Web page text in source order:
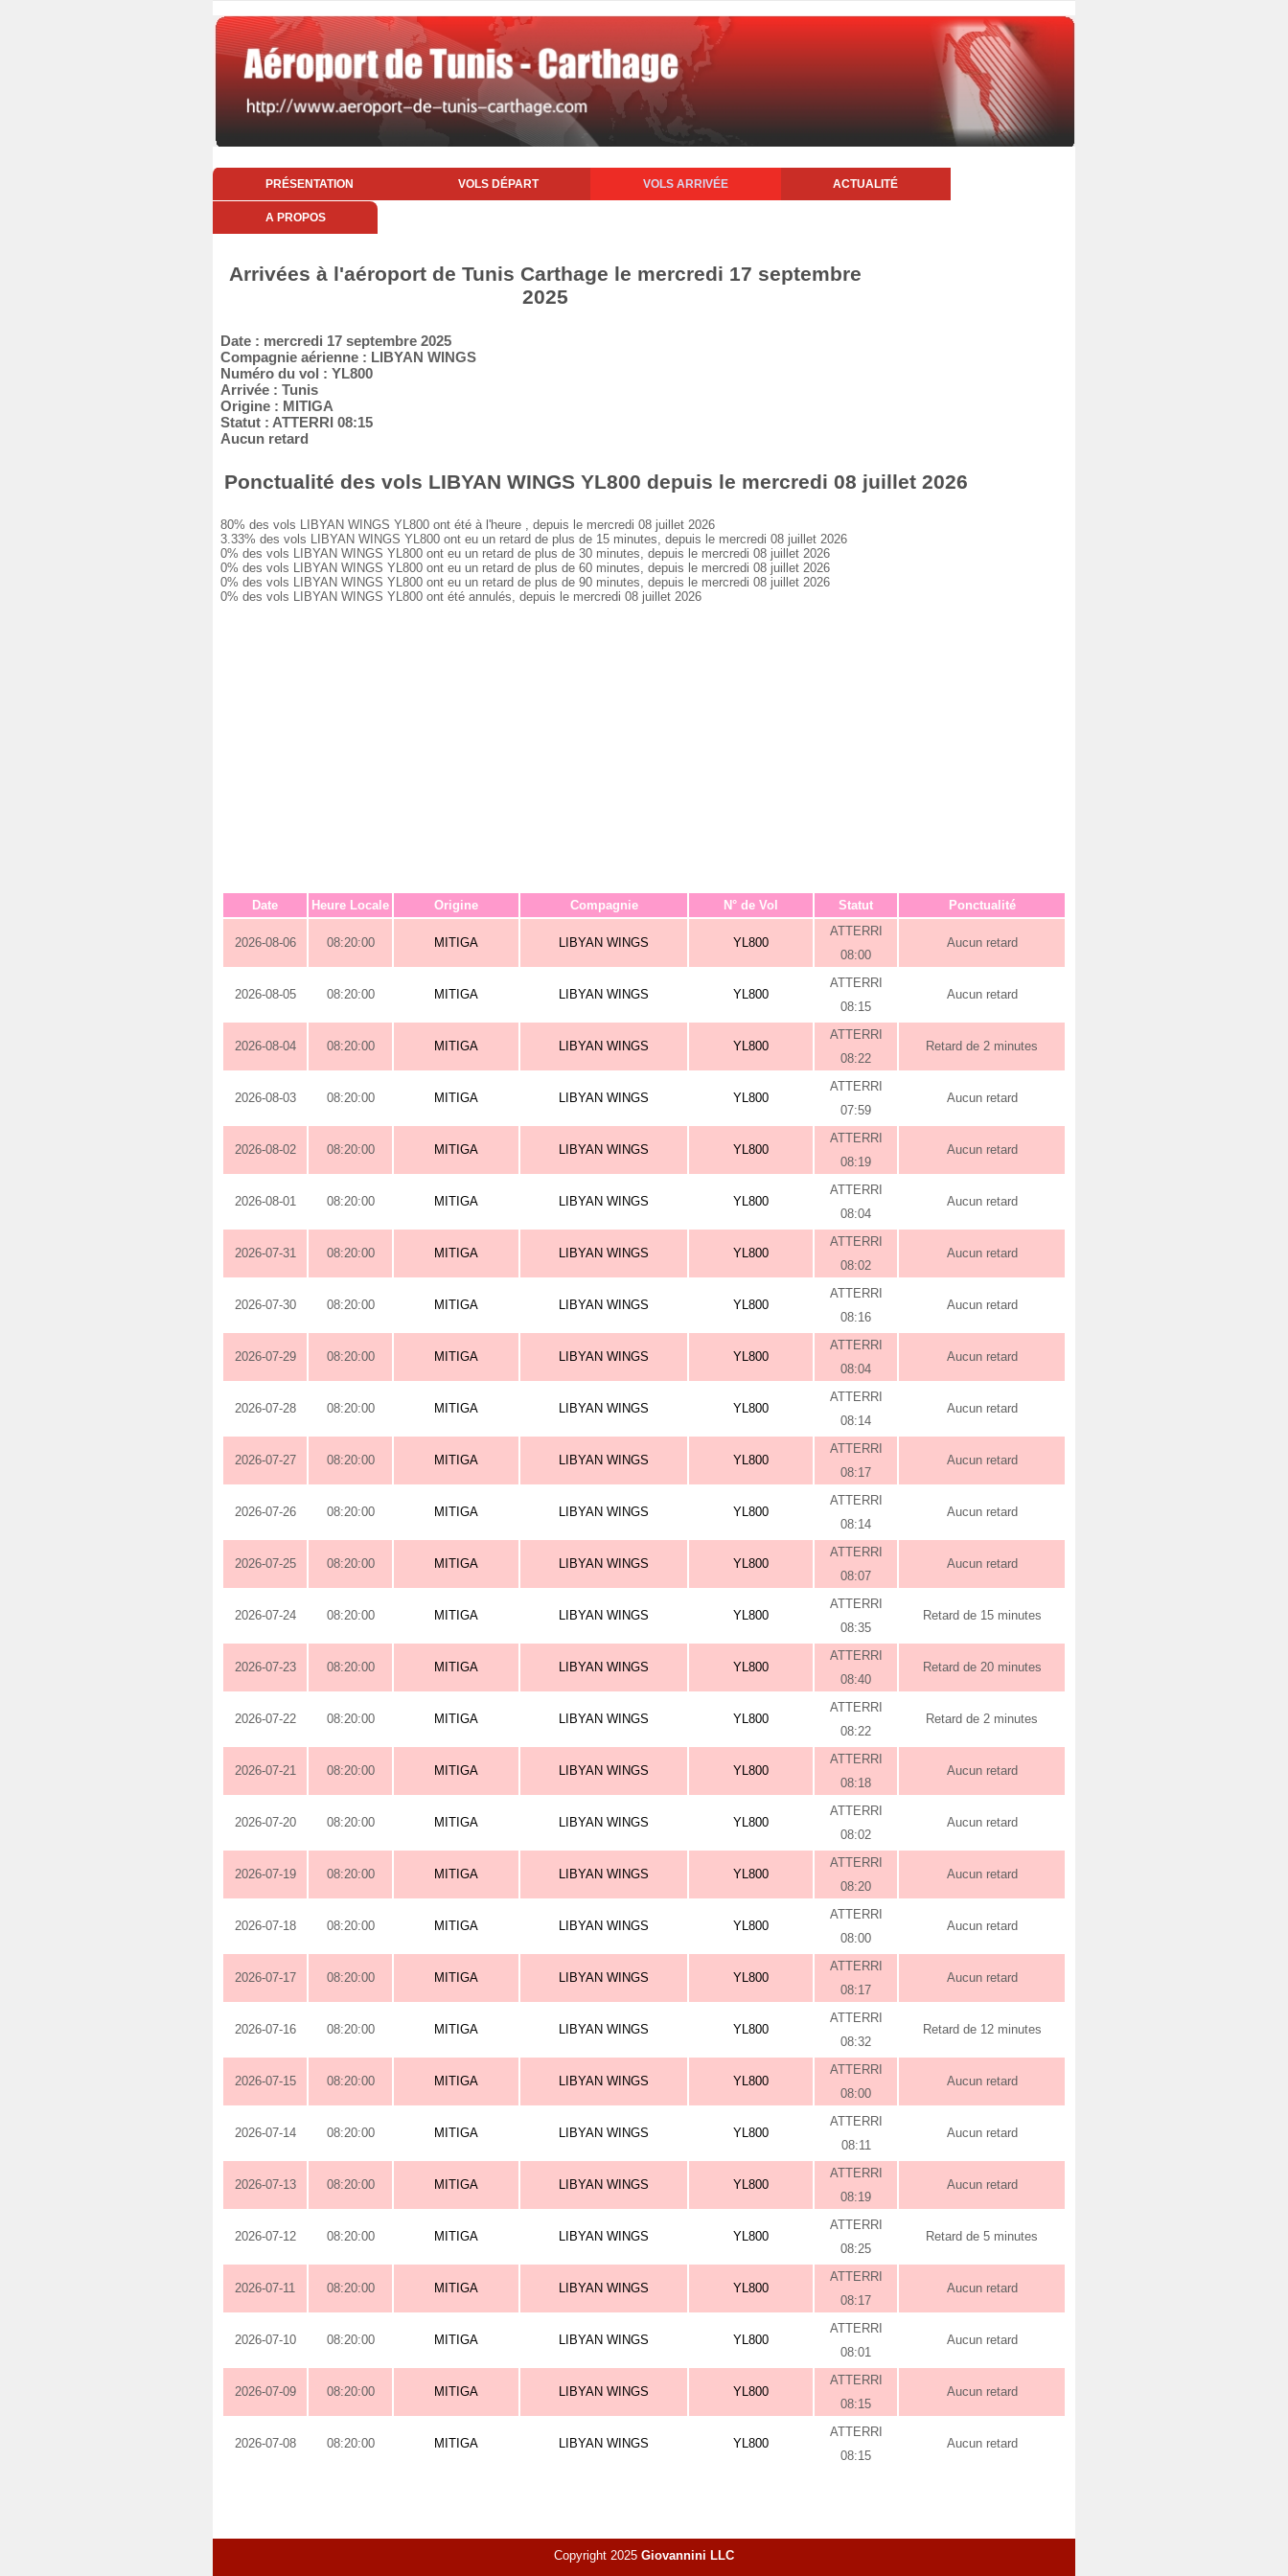
PRÉSENTATION VOLS DÉPART VOLS ARRIVÉE ACTUALITÉ
A PROPOS
Arrivées à l'aéroport de Tunis Carthage le mercredi 17 septembre
2025
Date : mercredi 17 septembre 2025
Compagnie aérienne : LIBYAN WINGS
Numéro du vol : YL800
Arrivée : Tunis
Origine : MITIGA
Statut : ATTERRI 08:15
Aucun retard
Ponctualité des vols LIBYAN WINGS YL800 depuis le mercredi 08 juillet 2026
80% des vols LIBYAN WINGS YL800 ont été à l'heure , depuis le mercredi 08 juillet 2026
3.33% des vols LIBYAN WINGS YL800 ont eu un retard de plus de 15 minutes, depuis le mercredi 08 juillet 2026
0% des vols LIBYAN WINGS YL800 ont eu un retard de plus de 30 minutes, depuis le mercredi 08 juillet 2026
0% des vols LIBYAN WINGS YL800 ont eu un retard de plus de 60 minutes, depuis le mercredi 08 juillet 2026
0% des vols LIBYAN WINGS YL800 ont eu un retard de plus de 90 minutes, depuis le mercredi 08 juillet 2026
0% des vols LIBYAN WINGS YL800 ont été annulés, depuis le mercredi 08 juillet 2026
Date Heure Locale Origine Compagnie N° de Vol Statut Ponctualité
2026-08-06 08:20:00 MITIGA LIBYAN WINGS YL800
ATTERRI
08:00
Aucun retard
2026-08-05 08:20:00 MITIGA LIBYAN WINGS YL800
ATTERRI
08:15
Aucun retard
2026-08-04 08:20:00 MITIGA LIBYAN WINGS YL800
ATTERRI
08:22
Retard de 2 minutes
2026-08-03 08:20:00 MITIGA LIBYAN WINGS YL800
ATTERRI
07:59
Aucun retard
2026-08-02 08:20:00 MITIGA LIBYAN WINGS YL800
ATTERRI
08:19
Aucun retard
2026-08-01 08:20:00 MITIGA LIBYAN WINGS YL800
ATTERRI
08:04
Aucun retard
2026-07-31 08:20:00 MITIGA LIBYAN WINGS YL800
ATTERRI
08:02
Aucun retard
2026-07-30 08:20:00 MITIGA LIBYAN WINGS YL800
ATTERRI
08:16
Aucun retard
2026-07-29 08:20:00 MITIGA LIBYAN WINGS YL800
ATTERRI
08:04
Aucun retard
2026-07-28 08:20:00 MITIGA LIBYAN WINGS YL800
ATTERRI
08:14
Aucun retard
2026-07-27 08:20:00 MITIGA LIBYAN WINGS YL800
ATTERRI
08:17
Aucun retard
2026-07-26 08:20:00 MITIGA LIBYAN WINGS YL800
ATTERRI
08:14
Aucun retard
2026-07-25 08:20:00 MITIGA LIBYAN WINGS YL800
ATTERRI
08:07
Aucun retard
2026-07-24 08:20:00 MITIGA LIBYAN WINGS YL800
ATTERRI
08:35
Retard de 15 minutes
2026-07-23 08:20:00 MITIGA LIBYAN WINGS YL800
ATTERRI
08:40
Retard de 20 minutes
2026-07-22 08:20:00 MITIGA LIBYAN WINGS YL800
ATTERRI
08:22
Retard de 2 minutes
2026-07-21 08:20:00 MITIGA LIBYAN WINGS YL800
ATTERRI
08:18
Aucun retard
2026-07-20 08:20:00 MITIGA LIBYAN WINGS YL800
ATTERRI
08:02
Aucun retard
2026-07-19 08:20:00 MITIGA LIBYAN WINGS YL800
ATTERRI
08:20
Aucun retard
2026-07-18 08:20:00 MITIGA LIBYAN WINGS YL800
ATTERRI
08:00
Aucun retard
2026-07-17 08:20:00 MITIGA LIBYAN WINGS YL800
ATTERRI
08:17
Aucun retard
2026-07-16 08:20:00 MITIGA LIBYAN WINGS YL800
ATTERRI
08:32
Retard de 12 minutes
2026-07-15 08:20:00 MITIGA LIBYAN WINGS YL800
ATTERRI
08:00
Aucun retard
2026-07-14 08:20:00 MITIGA LIBYAN WINGS YL800
ATTERRI
08:11
Aucun retard
2026-07-13 08:20:00 MITIGA LIBYAN WINGS YL800
ATTERRI
08:19
Aucun retard
2026-07-12 08:20:00 MITIGA LIBYAN WINGS YL800
ATTERRI
08:25
Retard de 5 minutes
2026-07-11 08:20:00 MITIGA LIBYAN WINGS YL800
ATTERRI
08:17
Aucun retard
2026-07-10 08:20:00 MITIGA LIBYAN WINGS YL800
ATTERRI
08:01
Aucun retard
2026-07-09 08:20:00 MITIGA LIBYAN WINGS YL800
ATTERRI
08:15
Aucun retard
2026-07-08 08:20:00 MITIGA LIBYAN WINGS YL800
ATTERRI
08:15
Aucun retard
Copyright 2025 Giovannini LLC